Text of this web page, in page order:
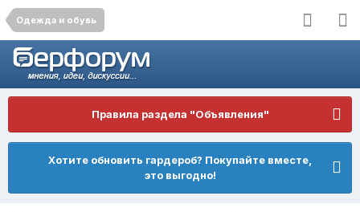
Одежда и обувь
Правила раздела "Объявления"
Хотите обновить гардероб? Покупайте вместе,
это выгодно!